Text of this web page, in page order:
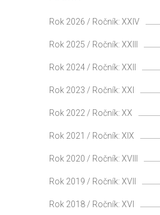
Rok 2026 / Ročník: XXIV
Rok 2025 / Ročník: XXIII
Rok 2024 / Ročník: XXII
Rok 2023 / Ročník: XXI
Rok 2022 / Ročník: XX
Rok 2021 / Ročník: XIX
Rok 2020 / Ročník: XVIII
Rok 2019 / Ročník: XVII
Rok 2018 / Ročník: XVI